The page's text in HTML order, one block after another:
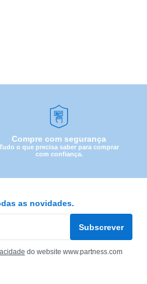
Compre com segurança
o que precisa saber para comprar
com confiança.
as novidades.
Subscrever
do website www.partness.com